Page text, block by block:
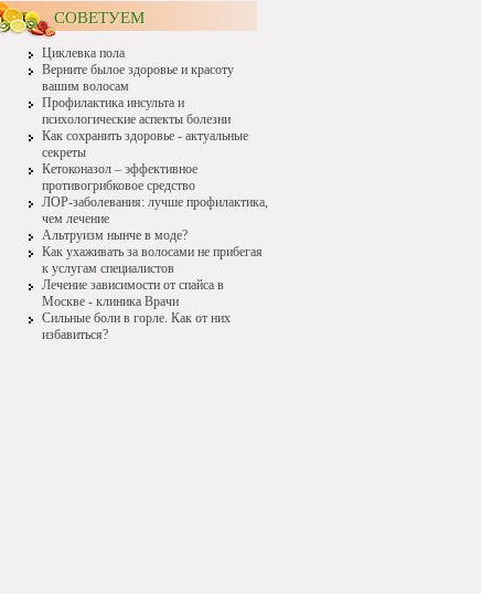
СОВЕТУЕМ
Циклевка пола
Верните былое здоровье и красоту
вашим волосам
Профилактика инсульта и
психологические аспекты болезни
Как сохранить здоровье - актуальные
секреты
Кетоконазол – эффективное
противогрибковое средство
ЛОР-заболевания: лучше профилактика,
чем лечение
Альтруизм нынче в моде?
Как ухаживать за волосами не прибегая
к услугам специалистов
Лечение зависимости от спайса в
Москве - клиника Врачи
Сильные боли в горле. Как от них
избавиться?